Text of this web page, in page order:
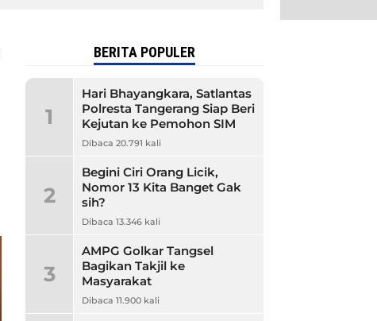
BERITA POPULER
1
Hari Bhayangkara, Satlantas
Polresta Tangerang Siap Beri
Kejutan ke Pemohon SIM
Dibaca 20.791 kali
2
Begini Ciri Orang Licik,
Nomor 13 Kita Banget Gak
sih?
Dibaca 13.346 kali
3
AMPG Golkar Tangsel
Bagikan Takjil ke
Masyarakat
Dibaca 11.900 kali